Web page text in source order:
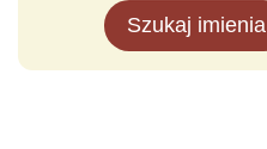
Szukaj imienia